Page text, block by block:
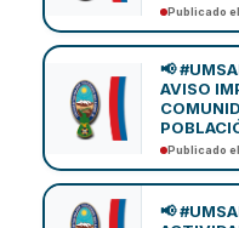
Publicado
📢
AVISO
Publicado
📢